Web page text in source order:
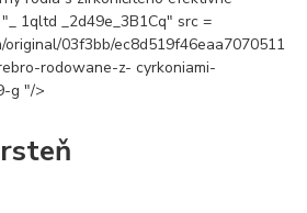
1qltd _2d49e_3B1Cq" src =
03f3bb/ec8d519f46eaa7070511
rodowane-z- cyrkoniami-
g "/>